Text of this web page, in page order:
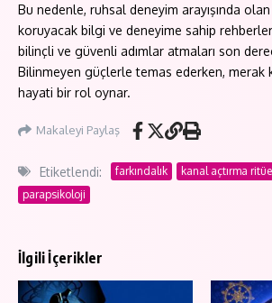
Bu nedenle, ruhsal deneyim arayışında
koruyacak bilgi ve deneyime sahip
bilinçli ve güvenli adımlar atmaları son
Bilinmeyen güçlerle temas ederken, merak
hayati bir rol oynar.
Makaleyi Paylaş
Etiketlendi: farkındalık
kanal açtırma
parapsikoloji
İlgili İçerikler